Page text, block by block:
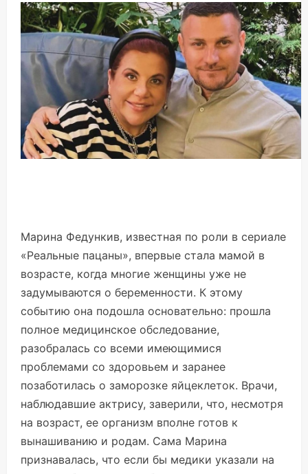
Марина Федункив, известная по роли в сериале
«Реальные пацаны», впервые стала мамой в
возрасте, когда многие женщины уже не
задумываются о беременности. К этому
событию она подошла основательно: прошла
полное медицинское обследование,
разобралась со всеми имеющимися
проблемами со здоровьем и заранее
позаботилась о заморозке яйцеклеток. Врачи,
наблюдавшие актрису, заверили, что, несмотря
на возраст, ее организм вполне готов к
вынашиванию и родам. Сама Марина
признавалась, что если бы медики указали на